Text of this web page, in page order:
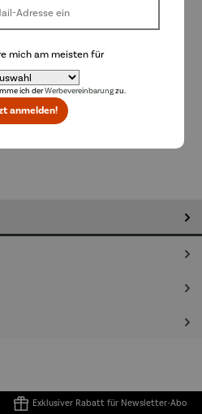
€
14 Tage
Warenkorb
Exklusiver Rabatt für Newsletter-Abo
mich am meisten für
ich derWerbevereinbarungzu.
anmelden!